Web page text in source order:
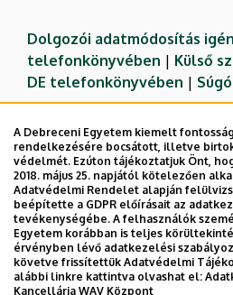
Dolgozói adatmódosítás
telefonkönyvében | Külső
DE telefonkönyvében | Súgó
Adatvédelem
A Debreceni Egyetem kiemelt
rendelkezésére bocsátott, illetve
védelmét. Ezúton tájékoztatjuk Önt,
2018. május 25. napjától kötelezően
Adatvédelmi Rendelet alapján
beépítette a GDPR előírásait az
tevékenységébe. A felhasználók
Egyetem korábban is teljes
érvényben lévő adatkezelési
követve frissítettük Adatvédelmi
alábbi linkre kattintva olvashat el:
Kancellária WAV Központ